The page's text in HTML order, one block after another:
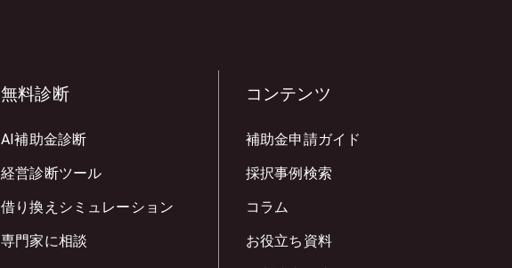
無料診断
AI補助金診断
経営診断ツール
借り換えシミュレーション
専門家に相談
コンテンツ
補助金申請ガイド
採択事例検索
コラム
お役立ち資料